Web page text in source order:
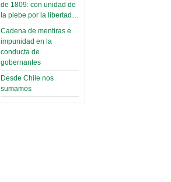
de 1809: con unidad de
la plebe por la libertad…
Cadena de mentiras e
impunidad en la
conducta de
gobernantes
Desde Chile nos
sumamos